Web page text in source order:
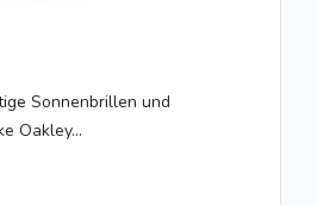
Sonnenbrillen und
Oakley...